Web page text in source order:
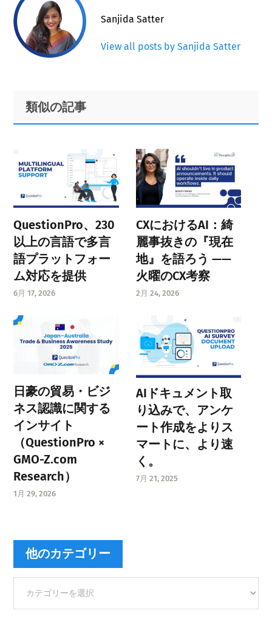
Sanjida Satter
View all posts by Sanjida Satter
Primary
Sidebar
Footer
類似の記事
QuestionPro、230
以上の言語で多言
語プラットフォー
ム対応を提供
6月 17, 2026
CXにおけるAI：綺
麗事抜きの『現在
地』を語ろう ——
火曜のCX考察
2月 24, 2026
日豪の貿易・ビジ
ネス認識に関する
インサイト
（QuestionPro ×
GMO-Z.com
Research）
1月 29, 2026
AIドキュメント取
り込みで、アンケ
ート作成をよりス
マートに、より速
く。
7月 21, 2025
他のカテゴリー
カ